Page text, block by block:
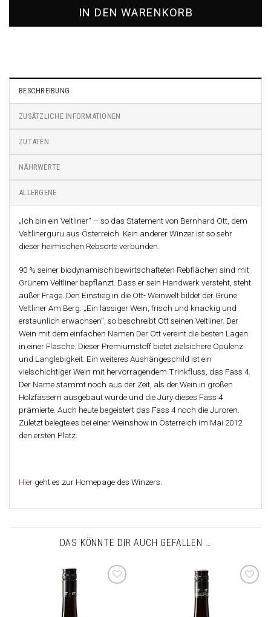
IN DEN WARENKORB
BESCHREIBUNG
ZUSÄTZLICHE INFORMATIONEN
ZUTATEN
NÄHRWERTE
ALLERGENE
„Ich bin ein Veltliner“ – so das Statement von Bernhard Ott, dem
Veltlinerguru aus Österreich. Kein anderer Winzer ist so sehr
dieser heimischen Rebsorte verbunden.
90 % seiner biodynamisch bewirtschafteten Rebflächen sind mit
Grünem Veltliner bepflanzt. Dass er sein Handwerk versteht, steht
außer Frage. Den Einstieg in die Ott- Weinwelt bildet der Grüne
Veltliner Am Berg. „Ein lässiger Wein, frisch und knackig und
erstaunlich erwachsen“, so beschreibt Ott seinen Veltliner. Der
Wein mit dem einfachen Namen Der Ott vereint die besten Lagen
in einer Flasche. Dieser Premiumstoff bietet zielsichere Opulenz
und Langlebigkeit. Ein weiteres Aushängeschild ist ein
vielschichtiger Wein mit hervorragendem Trinkfluss, das Fass 4.
Der Name stammt noch aus der Zeit, als der Wein in großen
Holzfässern ausgebaut wurde und die Jury dieses Fass 4
prämierte. Auch heute begeistert das Fass 4 noch die Juroren.
Zuletzt belegte es bei einer Weinshow in Österreich im Mai 2012
den ersten Platz.
Hier geht es zur Homepage des Winzers.
DAS KÖNNTE DIR AUCH GEFALLEN …